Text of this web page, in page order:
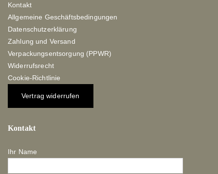
Kontakt
Allgemeine Geschäftsbedingungen
Datenschutzerklärung
Zahlung und Versand
Verpackungsentsorgung (PPWR)
Widerrufsrecht
Cookie-Richtlinie
Vertrag widerrufen
Kontakt
Ihr Name